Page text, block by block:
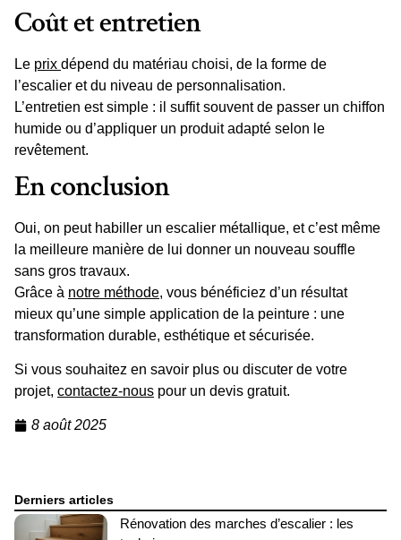
Coût et entretien
Le prix dépend du matériau choisi, de la forme de
l’escalier et du niveau de personnalisation.
L’entretien est simple : il suffit souvent de passer un chiffon
humide ou d’appliquer un produit adapté selon le
revêtement.
En conclusion
Oui, on peut habiller un escalier métallique, et c’est même
la meilleure manière de lui donner un nouveau souffle
sans gros travaux.
Grâce à notre méthode, vous bénéficiez d’un résultat
mieux qu’une simple application de la peinture : une
transformation durable, esthétique et sécurisée.
Si vous souhaitez en savoir plus ou discuter de votre
projet, contactez-nous pour un devis gratuit.
8 août 2025
Derniers articles
Rénovation des marches d’escalier : les